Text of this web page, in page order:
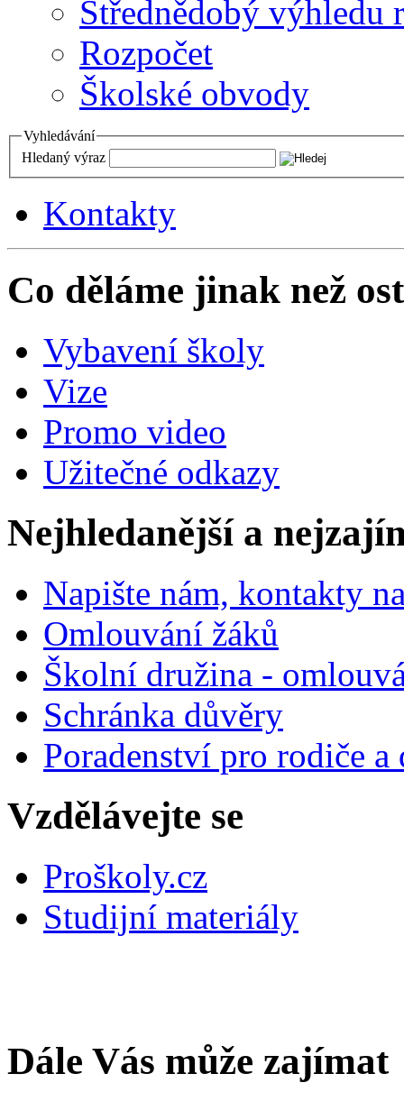
Střednědobý výhledu
Rozpočet
Školské obvody
Vyhledávání
Hledaný výraz
Kontakty
Co děláme jinak než
Vybavení školy
Vize
Promo video
Užitečné odkazy
Nejhledanější a
Napište nám, kontakty
Omlouvání žáků
Školní družina -
Schránka důvěry
Poradenství pro rodiče
Vzdělávejte se
Proškoly.cz
Studijní materiály
Dále Vás může zajímat